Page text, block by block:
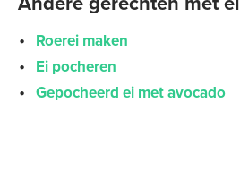
Roerei maken
Ei pocheren
Gepocheerd ei met avocado